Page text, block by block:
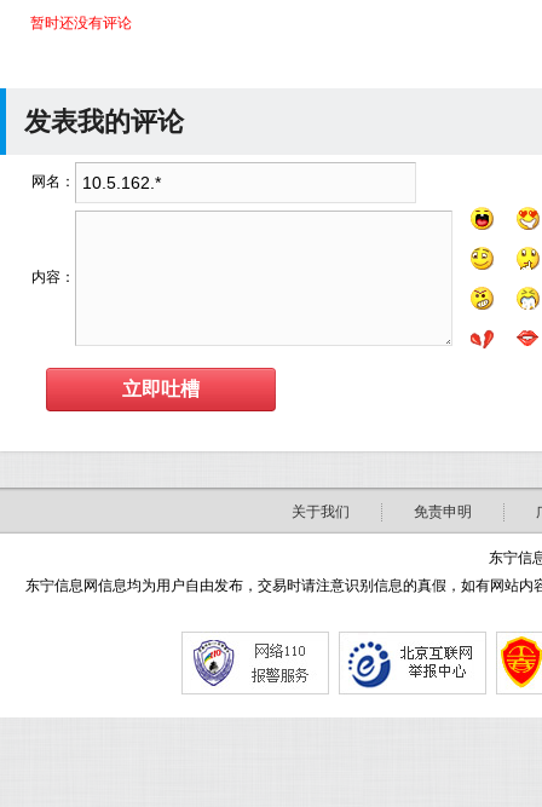
暂时还没有评论
发表我的评论
网名：
内容：
关于我们 免责申明
东宁信
东宁信息网信息均为用户自由发布，交易时请注意识别信息的真假，如有网站内